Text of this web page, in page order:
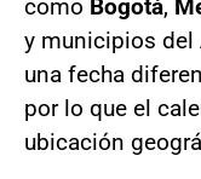
como Bogotá,
y municipios del
una fecha
por lo que el
ubicación